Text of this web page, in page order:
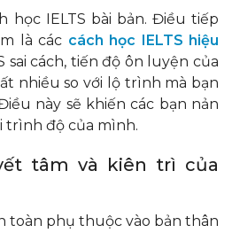
học IELTS bài bản. Điều tiếp
là các cách học IELTS hiệu
sai cách, tiến độ ôn luyện của
nhiều so với lộ trình mà bạn
này sẽ khiến các bạn nản
trình độ của mình.
tâm và kiên trì của
toàn phụ thuộc vào bản thân